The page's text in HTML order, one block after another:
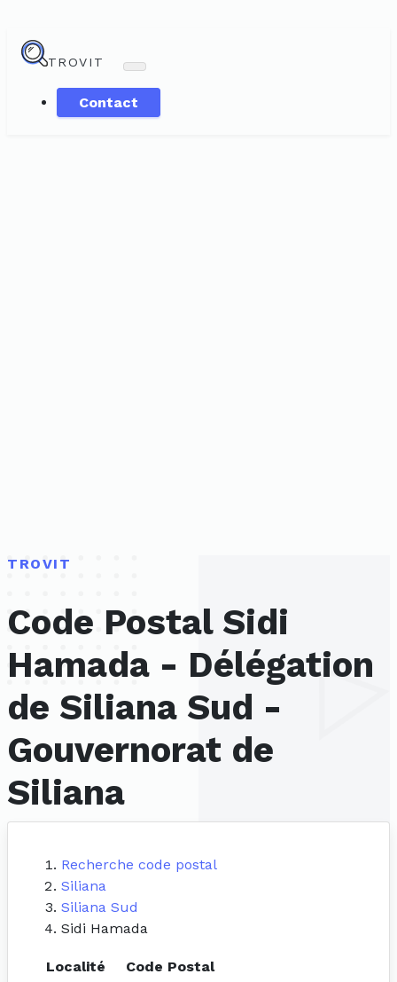
TROVIT
Contact
TROVIT
Code Postal Sidi
Hamada - Délégation
de Siliana Sud -
Gouvernorat de
Siliana
Recherche code postal
Siliana
Siliana Sud
Sidi Hamada
Localité
Code Postal